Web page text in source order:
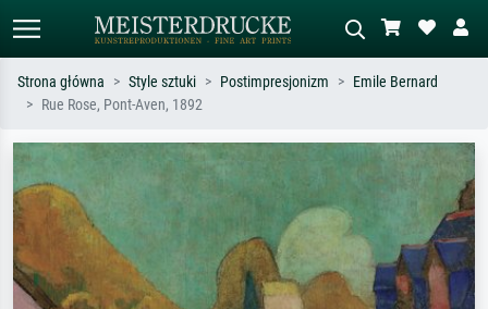
Szukaj wg artysty, tytułu lub stylu – np.
Monet, Gwiaździsta noc,
impresjonizm, fala Hokusaia, akt.
Opisz scenę – np. zielona łąka,
abstrakcja z czerwienią, ciemny olej,
stojący akt obok drzewa.
Strona główna Style sztuki Postimpresjonizm
Emile Bernard
Rue Rose, Pont-Aven, 1892